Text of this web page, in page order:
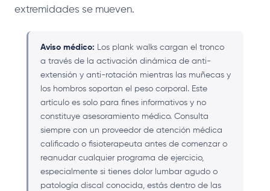
extremidades se mueven.
Aviso médico: Los plank walks cargan el tronco
a través de la activación dinámica de anti-
extensión y anti-rotación mientras las muñecas y
los hombros soportan el peso corporal. Este
artículo es solo para fines informativos y no
constituye asesoramiento médico. Consulta
siempre con un proveedor de atención médica
calificado o fisioterapeuta antes de comenzar o
reanudar cualquier programa de ejercicio,
especialmente si tienes dolor lumbar agudo o
patología discal conocida, estás dentro de las